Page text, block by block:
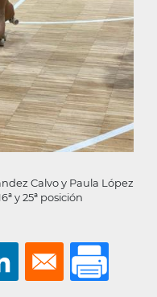
Calvo y Paula López
y 25ª posición